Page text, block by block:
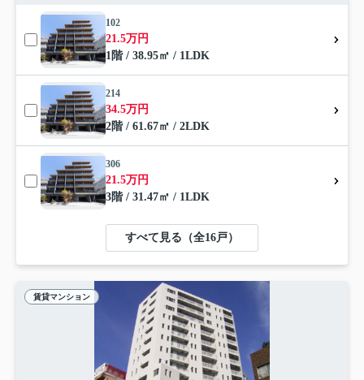
102
21.5万円
1階 / 38.95㎡ / 1LDK
214
34.5万円
2階 / 61.67㎡ / 2LDK
306
21.5万円
3階 / 31.47㎡ / 1LDK
すべて見る（全16戸）
賃貸マンション